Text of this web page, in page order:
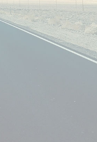
In denWarenkorb